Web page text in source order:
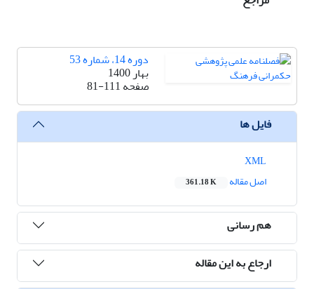
دوره 14، شماره 53
بهار 1400
صفحه81-111
فایل ها
اصل مقاله
361.18 K
هم رسانی
ارجاع به این مقاله